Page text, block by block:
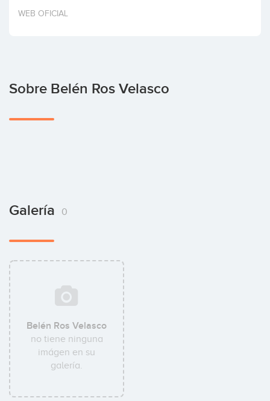
Invertir
WEB OFICIAL
Sobre Belén Ros Velasco
Galería 0
Belén Ros Velasco
no tiene ninguna
imágen en su
galería.